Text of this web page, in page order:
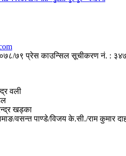
७९ प्रेस काउन्सिल सूचीकरण नं. :
वली
खड्का
वसन्त पाण्डे/विजय के.सी./राम कुमार